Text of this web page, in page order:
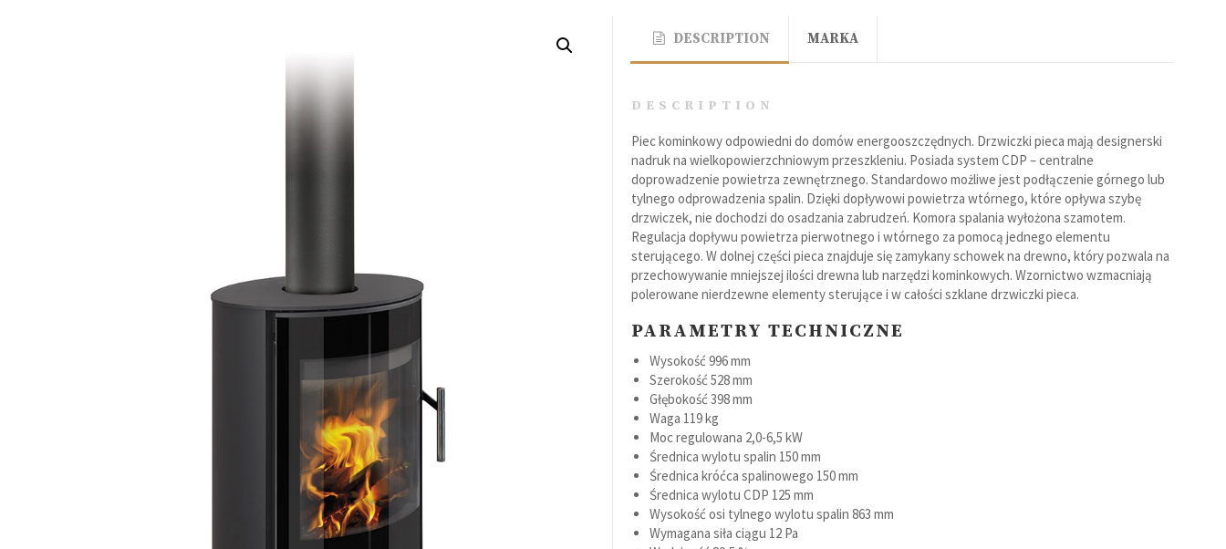
Akcesoria
Powietrzne
Na pellet
Eventy grillowe Spieki kwarcowe
DESCRIPTION MARKA
DESCRIPTION
Piec kominkowy odpowiedni do domów energooszczędnych. Drzwiczki pieca mają designerski
nadruk na wielkopowierzchniowym przeszkleniu. Posiada system CDP – centralne
doprowadzenie powietrza zewnętrznego. Standardowo możliwe jest podłączenie górnego lub
tylnego odprowadzenia spalin. Dzięki dopływowi powietrza wtórnego, które opływa szybę
drzwiczek, nie dochodzi do osadzania zabrudzeń. Komora spalania wyłożona szamotem.
Regulacja dopływu powietrza pierwotnego i wtórnego za pomocą jednego elementu
sterującego. W dolnej części pieca znajduje się zamykany schowek na drewno, który pozwala na
przechowywanie mniejszej ilości drewna lub narzędzi kominkowych. Wzornictwo wzmacniają
polerowane nierdzewne elementy sterujące i w całości szklane drzwiczki pieca.
PARAMETRY TECHNICZNE
Wysokość996 mm
Szerokość528 mm
Głębokość398 mm
Waga 119 kg
Moc regulowana 2,0-6,5 kW
Średnica wylotu spalin 150 mm
Średnica króćca spalinowego 150 mm
Średnica wylotu CDP 125 mm
Wysokość osi tylnego wylotu spalin 863 mm
Wymagana siła ciągu 12 Pa